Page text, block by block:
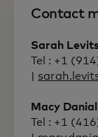
Contact
Sarah
Tel : +1
|
Macy Danial
Tel : +1